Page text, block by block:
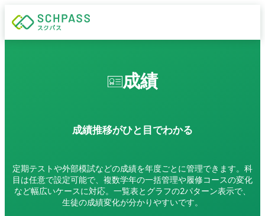
成績
成績推移がひと目でわかる
定期テストや外部模試などの成績を年度ごとに管理できます。科
目は任意で設定可能で、複数学年の一括管理や履修コースの変化
など幅広いケースに対応。一覧表とグラフの2パターン表示で、
生徒の成績変化が分かりやすいです。